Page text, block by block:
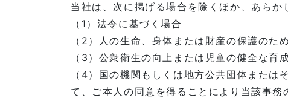
当社は、次に掲げる場合を除くほか、あら
（1）法令に基づく場合
（2）人の生命、身体または財産の保護の
（3）公衆衛生の向上または児童の健全な
（4）国の機関もしくは地方公共団体また
て、ご本人の同意を得ることにより当該事